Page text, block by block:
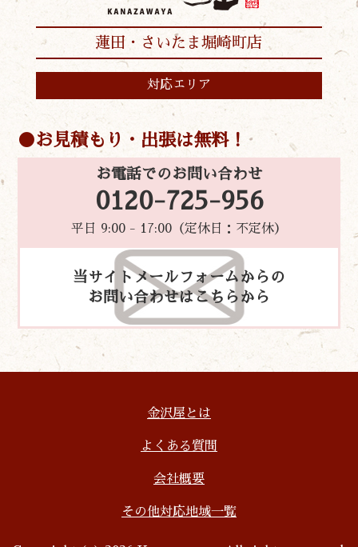
蓮田・さいたま堀崎町店
対応エリア
お見積もり・出張は無料！
お電話でのお問い合わせ
0120-725-956
平日 9:00 - 17:00（定休日：不定休）
当サイトメールフォームからの
お問い合わせはこちらから
金沢屋とは
よくある質問
会社概要
その他対応地域一覧